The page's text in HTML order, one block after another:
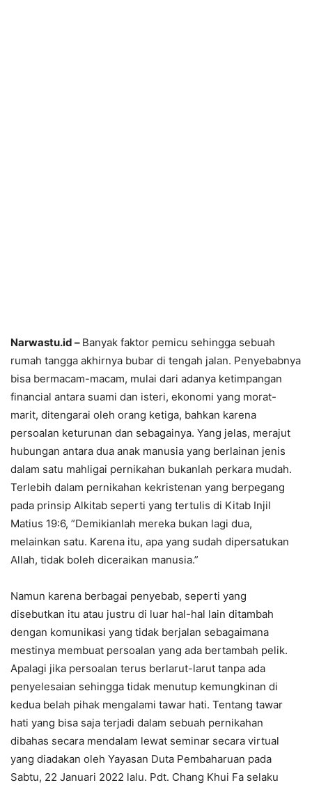
Narwastu.id – Banyak faktor pemicu sehingga sebuah
rumah tangga akhirnya bubar di tengah jalan. Penyebabnya
bisa bermacam-macam, mulai dari adanya ketimpangan
financial antara suami dan isteri, ekonomi yang morat-
marit, ditengarai oleh orang ketiga, bahkan karena
persoalan keturunan dan sebagainya. Yang jelas, merajut
hubungan antara dua anak manusia yang berlainan jenis
dalam satu mahligai pernikahan bukanlah perkara mudah.
Terlebih dalam pernikahan kekristenan yang berpegang
pada prinsip Alkitab seperti yang tertulis di Kitab Injil
Matius 19:6, ”Demikianlah mereka bukan lagi dua,
melainkan satu. Karena itu, apa yang sudah dipersatukan
Allah, tidak boleh diceraikan manusia.”
Namun karena berbagai penyebab, seperti yang
disebutkan itu atau justru di luar hal-hal lain ditambah
dengan komunikasi yang tidak berjalan sebagaimana
mestinya membuat persoalan yang ada bertambah pelik.
Apalagi jika persoalan terus berlarut-larut tanpa ada
penyelesaian sehingga tidak menutup kemungkinan di
kedua belah pihak mengalami tawar hati. Tentang tawar
hati yang bisa saja terjadi dalam sebuah pernikahan
dibahas secara mendalam lewat seminar secara virtual
yang diadakan oleh Yayasan Duta Pembaharuan pada
Sabtu, 22 Januari 2022 lalu. Pdt. Chang Khui Fa selaku